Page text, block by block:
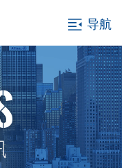
导航